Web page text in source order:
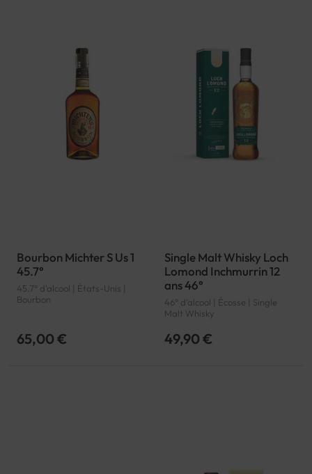
Bourbon Michter S Us 1
45.7°
45.7° d'alcool | États-Unis |
Bourbon
65,00 €
Single Malt Whisky Loch
Lomond Inchmurrin 12
ans 46°
46° d'alcool | Écosse | Single
Malt Whisky
49,90 €